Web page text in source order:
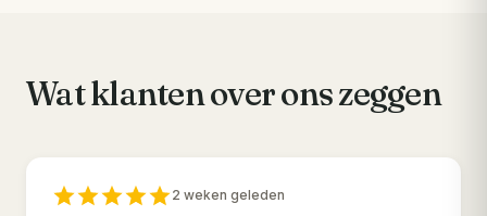
Wat klanten over ons zeggen
2 weken geleden